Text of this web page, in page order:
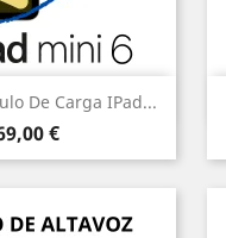
De Carga IPad...
€
rápida